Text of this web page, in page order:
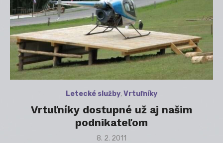
Letecké služby,Vrtuľníky
Vrtuľníky dostupné už aj našim
podnikateľom
Posted
8. 2. 2011